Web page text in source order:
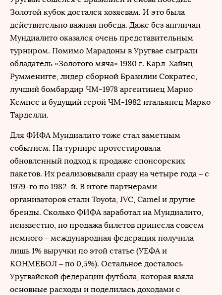
Золотой кубок достался хозяевам. И это была
действительно важная победа. Даже без англичан
Мундиалито оказался очень представительным
турниром. Помимо Марадоны в Уругвае сыграли
обладатель «Золотого мяча» 1980 г. Карл-Хайнц
Румменигге, лидер сборной Бразилии Сократес,
лучший бомбардир ЧМ-1978 аргентинец Марио
Кемпес и будущий герой ЧМ-1982 итальянец Марко
Тарделли.
Для ФИФА Мундиалито тоже стал заметным
событием. На турнире протестировала
обновленный подход к продаже спонсорских
пакетов. Их реализовывали сразу на четыре года – с
1979-го по 1982-й. В итоге партнерами
организаторов стали Toyota, JVC, Camel и другие
бренды. Сколько ФИФА заработал на Мундиалито,
неизвестно, но продажа билетов принесла совсем
немного – международная федерация получила
лишь 1% выручки по этой статье (УЕФА и
КОНМЕБОЛ – по 0,5%). Остальное досталось
Уругвайской федерации футбола, которая взяла
основные расходы и поделилась доходами с